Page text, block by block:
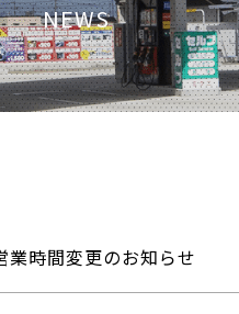
NEWS
時間変更のお知らせ